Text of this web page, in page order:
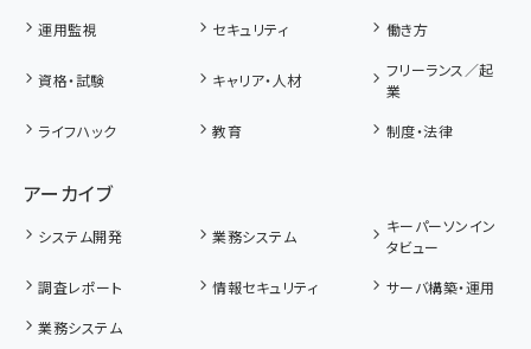
運用監視
セキュリティ 働き方
資格・試験 キャリア・人材
フリーランス／起
業
ライフハック
教育 制度・法律
アーカイブ
システム開発 業務システム
キーパーソンイン
タビュー
調査レポート
情報セキュリティ
サーバ構築・運用
業務システム